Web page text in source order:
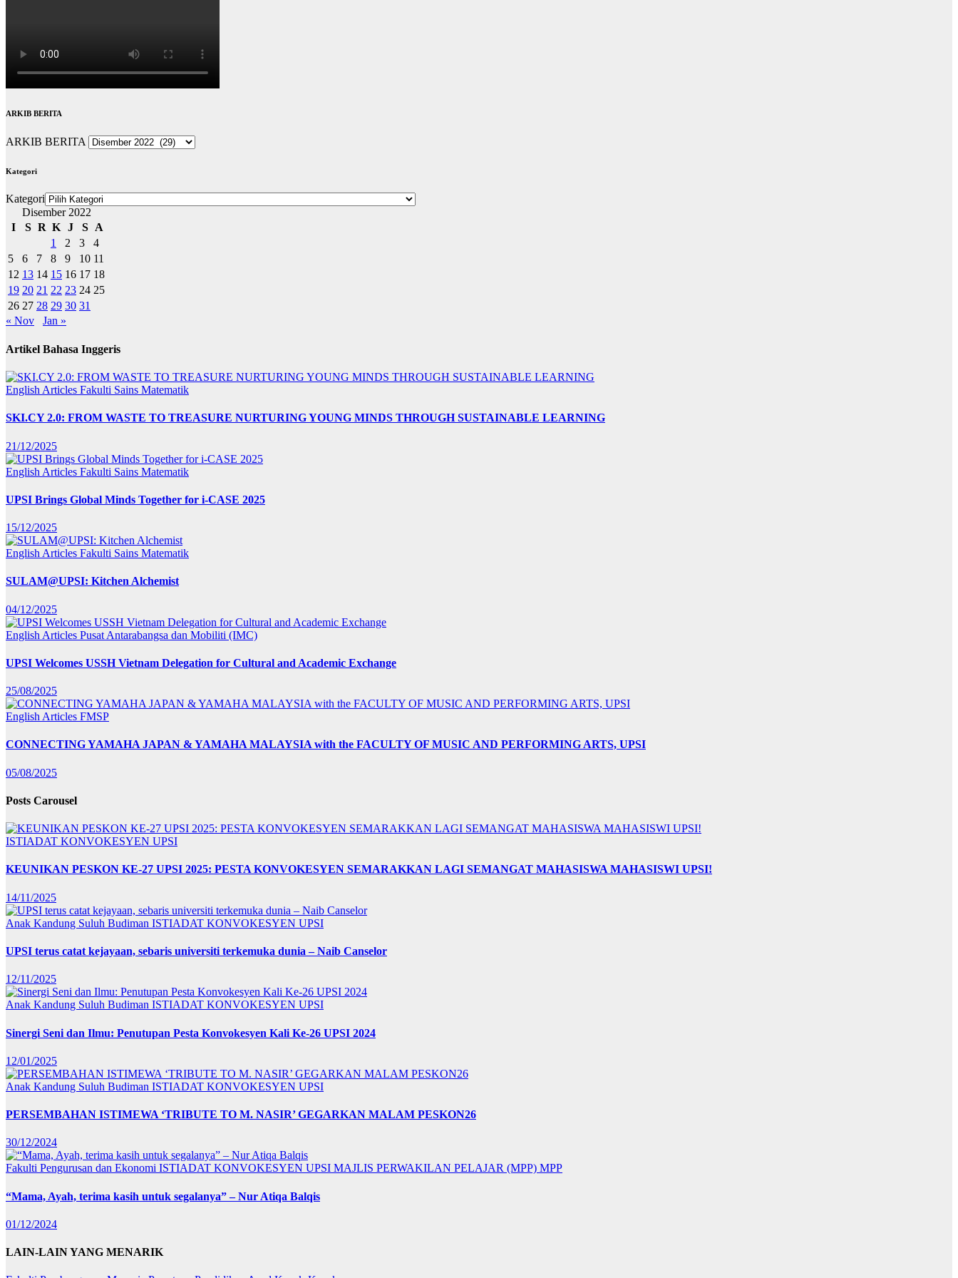
ARKIB BERITA
ARKIB BERITA
Kategori
Kategori
Disember 2022
I
S R K J S A
1
2 3
4
5
6 7 8 9 10 11
12 13 14 15 16 17 18
19 20 21 22 23 24 25
26 27 28 29 30 31
« Nov
Jan »
Artikel Bahasa Inggeris
English Articles Fakulti Sains Matematik
SKI.CY 2.0: FROM WASTE TO TREASURE NURTURING YOUNG MINDS THROUGH SUSTAINABLE LEARNING
21/12/2025
English Articles Fakulti Sains Matematik
UPSI Brings Global Minds Together for i-CASE 2025
15/12/2025
English Articles Fakulti Sains Matematik
SULAM@UPSI: Kitchen Alchemist
04/12/2025
English Articles Pusat Antarabangsa dan Mobiliti (IMC)
UPSI Welcomes USSH Vietnam Delegation for Cultural and Academic Exchange
25/08/2025
English Articles FMSP
CONNECTING YAMAHA JAPAN & YAMAHA MALAYSIA with the FACULTY OF MUSIC AND PERFORMING ARTS, UPSI
05/08/2025
Posts Carousel
ISTIADAT KONVOKESYEN UPSI
KEUNIKAN PESKON KE-27 UPSI 2025: PESTA KONVOKESYEN SEMARAKKAN LAGI SEMANGAT MAHASISWA MAHASISWI UPSI!
14/11/2025
Anak Kandung Suluh Budiman ISTIADAT KONVOKESYEN UPSI
UPSI terus catat kejayaan, sebaris universiti terkemuka dunia – Naib Canselor
12/11/2025
Anak Kandung Suluh Budiman ISTIADAT KONVOKESYEN UPSI
Sinergi Seni dan Ilmu: Penutupan Pesta Konvokesyen Kali Ke-26 UPSI 2024
12/01/2025
Anak Kandung Suluh Budiman ISTIADAT KONVOKESYEN UPSI
PERSEMBAHAN ISTIMEWA ‘TRIBUTE TO M. NASIR’ GEGARKAN MALAM PESKON26
30/12/2024
Fakulti Pengurusan dan Ekonomi ISTIADAT KONVOKESYEN UPSI MAJLIS PERWAKILAN PELAJAR (MPP) MPP
“Mama, Ayah, terima kasih untuk segalanya” – Nur Atiqa Balqis
01/12/2024
LAIN-LAIN YANG MENARIK